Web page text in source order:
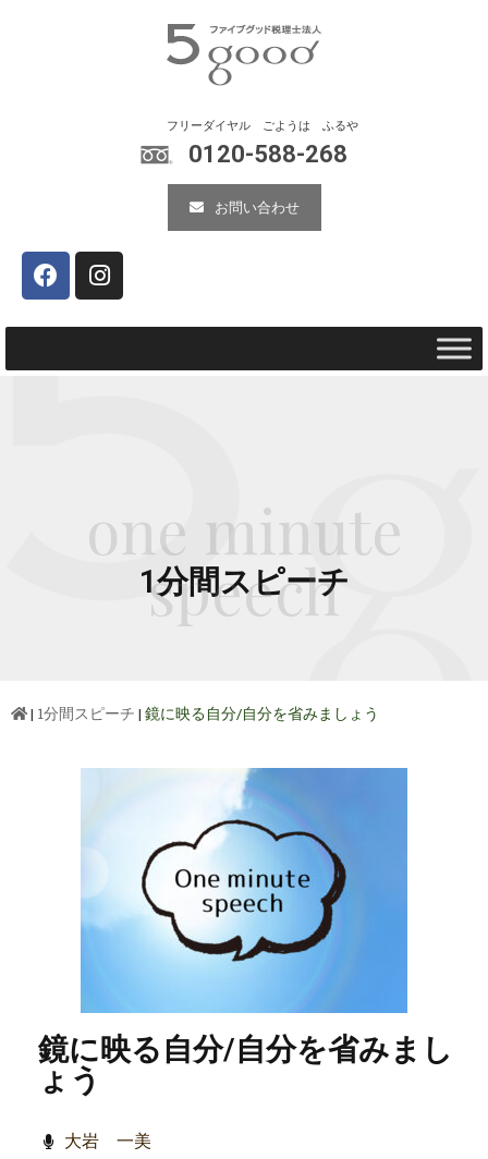
0120-588-268
お問い合わせ
1分間スピーチ
one minute
speech
| 1分間スピーチ | 鏡に映る自分/自分を省みましょう
鏡に映る自分/自分を省みまし
ょう
大岩 一美